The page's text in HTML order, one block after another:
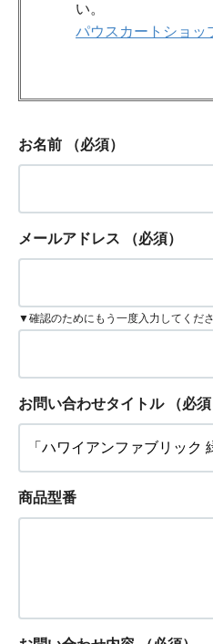
い。
パウスカートショッ
お名前 （必須）
メールアドレス （必須）
▼確認のためにもう一度入力してくださ
お問い合わせタイトル （必須
商品型番